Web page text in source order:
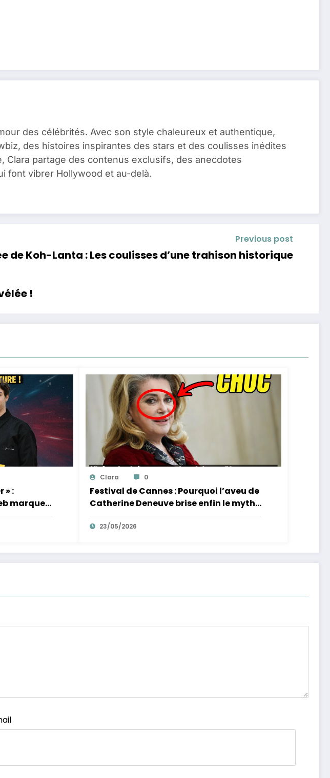
des célébrités. Avec son style chaleureux et authentique,
des histoires inspirantes des stars et des coulisses inédites
partage des contenus exclusifs, des anecdotes
font vibrer Hollywood et au-delà.
Previous post
de Koh-Lanta : Les coulisses d’une trahison historique
!
» :
marque
Clara 0
Festival de Cannes : Pourquoi l’aveu de
Catherine Deneuve brise enfin le mythe
de la Croisette
23/05/2026